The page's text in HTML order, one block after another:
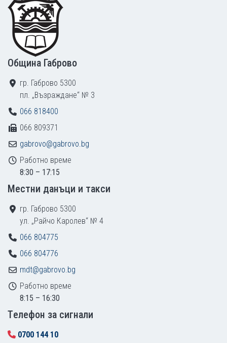
Община Габрово
гр. Габрово 5300
пл. „Възраждане“ № 3
066 818400
066 809371
gabrovo@gabrovo.bg
Работно време
8:30 – 17:15
Местни данъци и такси
гр. Габрово 5300
ул. „Райчо Каролев“ № 4
066 804775
066 804776
mdt@gabrovo.bg
Работно време
8:15 – 16:30
Tелефон за сигнали
0700 144 10